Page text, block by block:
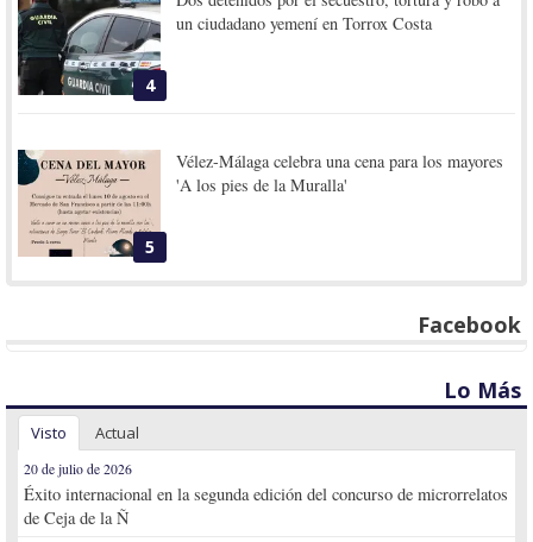
4
un ciudadano yemení en Torrox Costa
5
Vélez-Málaga celebra una cena para los mayores
'A los pies de la Muralla'
Facebook
Lo Más
Visto Actual
20 de julio de 2026
Éxito internacional en la segunda edición del concurso de microrrelatos
de Ceja de la Ñ